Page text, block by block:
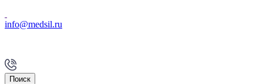
info@medsil.ru
Поиск